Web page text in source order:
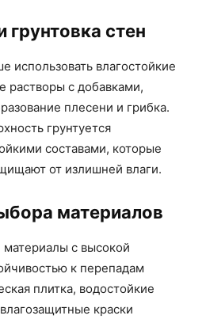
грунтовка стен
использовать влагостойкие
растворы с добавками,
плесени и грибка.
грунтуется
составами, которые
от излишней влаги.
материалов
с высокой
к перепадам
плитка, водостойкие
краски